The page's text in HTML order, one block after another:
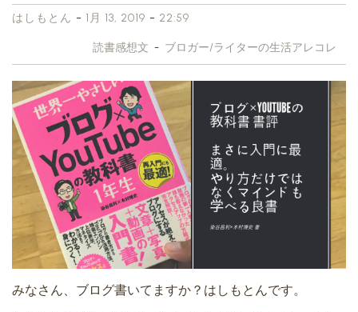
はしもとん - 1月 13, 2019 - 22:59
読書感想文 - ブロガー/ライターの生活アレコレ
みなさん、ブログ書いてますか？はしもとんです。